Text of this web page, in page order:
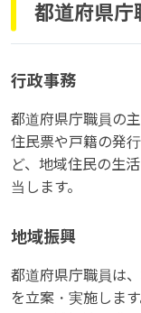
都道府県庁
行政事務
都道府県庁職員の
住民票や戸籍の発
ど、地域住民の生
当します。
地域振興
都道府県庁職員は
を立案・実施しま